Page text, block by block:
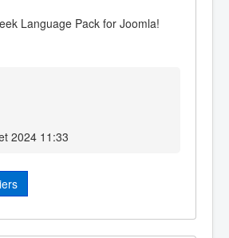
Language Pack for Joomla!
2024 11:33